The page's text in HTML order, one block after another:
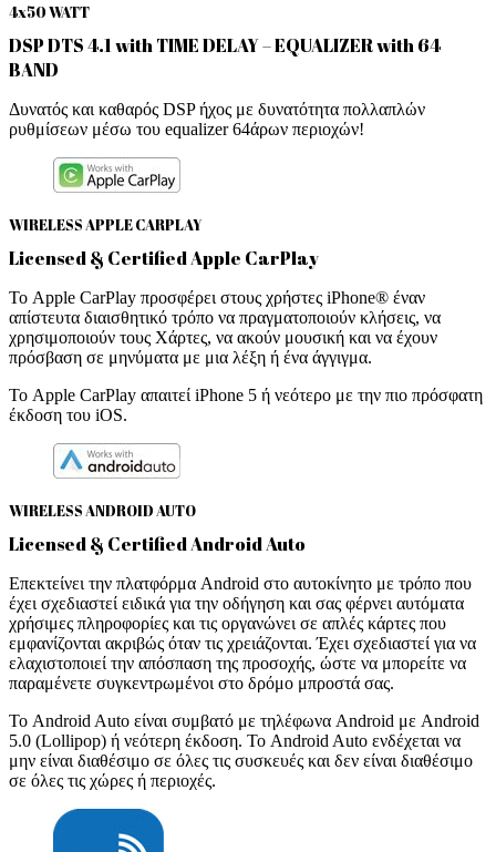
4x50 WATT
DSP DTS 4.1 with TIME DELAY – EQUALIZER with 64
BAND
Δυνατός και καθαρός DSP ήχος με δυνατότητα πολλαπλών
ρυθμίσεων μέσω του equalizer 64άρων περιοχών!
WIRELESS APPLE CARPLAY
Licensed & Certified Apple CarPlay
Το Apple CarPlay προσφέρει στους χρήστες iPhone® έναν
απίστευτα διαισθητικό τρόπο να πραγματοποιούν κλήσεις, να
χρησιμοποιούν τους Χάρτες, να ακούν μουσική και να έχουν
πρόσβαση σε μηνύματα με μια λέξη ή ένα άγγιγμα.
Το Apple CarPlay απαιτεί iPhone 5 ή νεότερο με την πιο πρόσφατη
έκδοση του iOS.
WIRELESS ANDROID AUTO
Licensed & Certified Android Auto
Επεκτείνει την πλατφόρμα Android στο αυτοκίνητο με τρόπο που
έχει σχεδιαστεί ειδικά για την οδήγηση και σας φέρνει αυτόματα
χρήσιμες πληροφορίες και τις οργανώνει σε απλές κάρτες που
εμφανίζονται ακριβώς όταν τις χρειάζονται. Έχει σχεδιαστεί για να
ελαχιστοποιεί την απόσπαση της προσοχής, ώστε να μπορείτε να
παραμένετε συγκεντρωμένοι στο δρόμο μπροστά σας.
Το Android Auto είναι συμβατό με τηλέφωνα Android με Android
5.0 (Lollipop) ή νεότερη έκδοση. Το Android Auto ενδέχεται να
μην είναι διαθέσιμο σε όλες τις συσκευές και δεν είναι διαθέσιμο
σε όλες τις χώρες ή περιοχές.